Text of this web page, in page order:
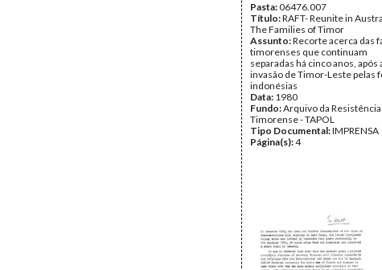
Pasta:06476.007
Título:RAFT- Reunite in
The Families of Timor
Assunto:Recorte acerca das
timorenses que continuam
separadas há cinco anos, após
invasão de Timor-Leste pelas
indonésias
Data: 1980
Fundo:Arquivo da Resistência
Timorense - TAPOL
Tipo Documental:IMPRENSA
Página(s):4